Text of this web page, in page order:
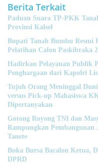
Berita Terkait
Paduan Suara TP-PKK
Provinsi Kalsel
Bupati Tanah Bumbu Resmi
Pelatihan Calon Paskibraka
Hadirkan Pelayanan Publik
Penghargaan dari Kapolri
Tujuh Orang Meninggal
versus Pick-up Mahasiswa
Dipertanyakan
Gotong Royong TNI dan
Rampungkan Pembangunan
Tanete
Buka Bursa Bacalon Ketua,
DPRD